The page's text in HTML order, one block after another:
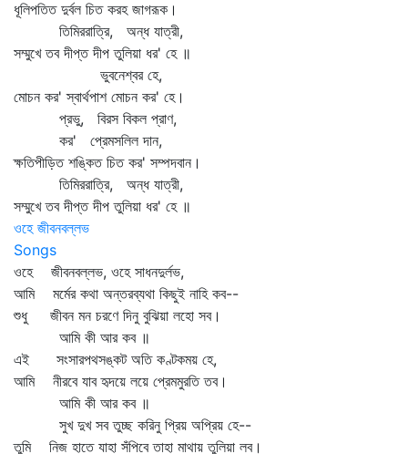
ধূলিপতিত দুর্বল চিত করহ জাগরূক।
তিমিররাত্রি, অন্ধ যাত্রী,
সম্মুখে তব দীপ্ত দীপ তুলিয়া ধর' হে ॥
ভুবনেশ্বর হে,
মোচন কর' স্বার্থপাশ মোচন কর' হে।
প্রভু, বিরস বিকল প্রাণ,
কর' প্রেমসলিল দান,
ক্ষতিপীড়িত শঙ্কিত চিত কর' সম্পদবান।
তিমিররাত্রি, অন্ধ যাত্রী,
সম্মুখে তব দীপ্ত দীপ তুলিয়া ধর' হে ॥
ওহে জীবনবল্লভ
Songs
ওহে জীবনবল্লভ, ওহে সাধনদুর্লভ,
আমি মর্মের কথা অন্তরব্যথা কিছুই নাহি কব--
শুধু জীবন মন চরণে দিনু বুঝিয়া লহো সব।
আমি কী আর কব ॥
এই সংসারপথসঙ্কট অতি কণ্টকময় হে,
আমি নীরবে যাব হৃদয়ে লয়ে প্রেমমুরতি তব।
আমি কী আর কব ॥
সুখ দুখ সব তুচ্ছ করিনু প্রিয় অপ্রিয় হে--
তুমি নিজ হাতে যাহা সঁপিবে তাহা মাথায় তুলিয়া লব।